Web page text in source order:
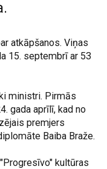
atkāpšanos. Viņas
15. septembrī ar 53
ministri. Pirmās
gada aprīlī, kad no
premjers
Baiba Braže.
kultūras